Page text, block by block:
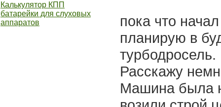
Калькулятор КПП
батарейки для слуховых
аппаратов
пока что
планирую в
турбодросель.
Расскажу
Машина была